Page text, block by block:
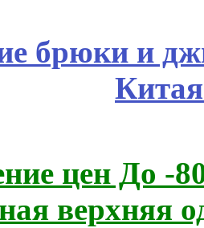
брюки и
цен До -
верхняя